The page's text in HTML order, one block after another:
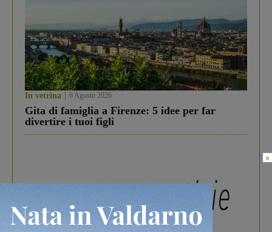
In vetrina 6 Agosto 2026
Gita di famiglia a Firenze: 5 idee per far
divertire i tuoi figli
×